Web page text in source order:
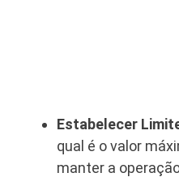
Estabelecer
qual é o valor
manter a